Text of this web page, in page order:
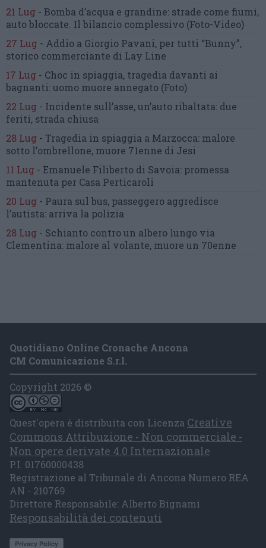
21 Lug - Bomba d’acqua e grandine: strade come fiumi,
auto bloccate. Il bilancio complessivo (Foto-Video)
27 Lug - Addio a Giorgio Pavani, per tutti “Bunny”,
storico commerciante di Lay Line
17 Lug - Choc in spiaggia, tragedia davanti ai
bagnanti:uomo muore annegato (Foto)
22 Lug - Incidente sull’asse, un’auto ribaltata: due
feriti, strada chiusa
28 Lug - Tragedia in spiaggia a Marzocca: malore
sotto l’ombrellone, muore 71enne di Jesi
11 Lug - Emanuele Filiberto di Savoia: promessa
mantenuta per Casa Perticaroli
20 Lug - Paura sul bus, passeggero aggredisce
l’autista: arriva la polizia
28 Lug - Schianto contro un albero lungo via
Clementina: malore al volante, muore un 70enne
Quotidiano Online Cronache Ancona
CM Comunicazione S.r.l.
Copyright 2026 ©
Quest'opera è distribuita con Licenza Creative
Commons Attribuzione - Non commerciale -
Non opere derivate 4.0 Internazionale
P.I. 01760000438
Registrazione al Tribunale di Ancona Numero REA
AN - 210769
Direttore Responsabile: Alberto Bignami
Responsabilità dei contenuti